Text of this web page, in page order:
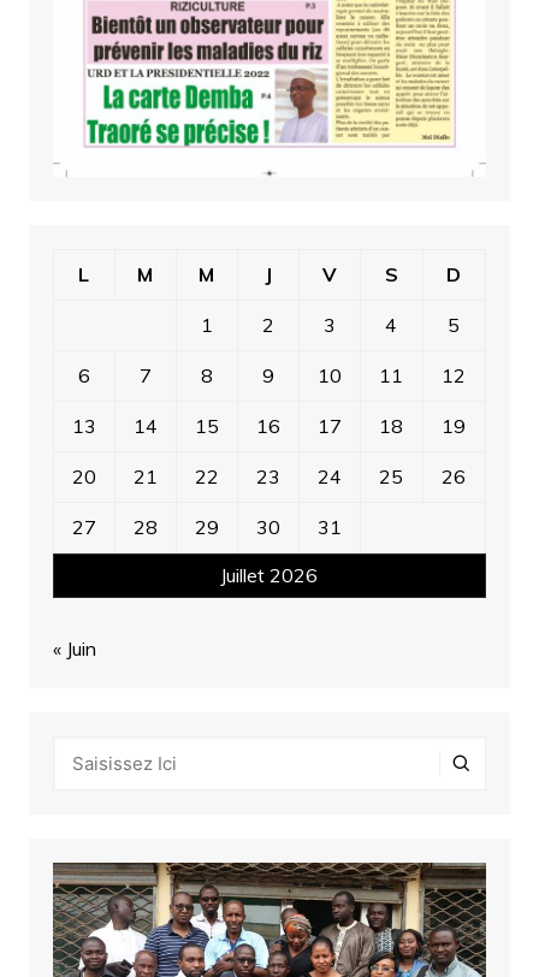
Juillet 2026
L M M J V S D
1 2 3 4 5
6 7 8 9 10 11 12
13 14 15 16 17 18 19
20 21 22 23 24 25 26
27 28 29 30 31
« Juin